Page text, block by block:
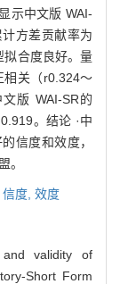
示中文版 WAI-
计方差贡献率为
拟合度良好。量
相关（r0.324～
版 WAI-SR的
。结论 ·中
信度和效度，
。
信度, 效度
validity of
Short Form